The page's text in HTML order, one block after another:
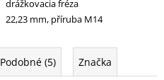
drážkovacia fréza
22,23 mm, příruba M14
Podobné (5) Značka